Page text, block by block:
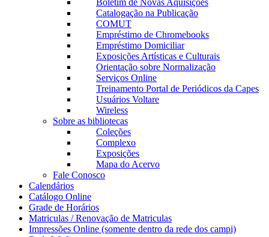
Boletim de Novas Aquisições
Catalogação na Publicação
COMUT
Empréstimo de Chromebooks
Empréstimo Domiciliar
Exposições Artísticas e Culturais
Orientação sobre Normalização
Serviços Online
Treinamento Portal de Periódicos da Capes
Usuários Voltare
Wireless
Sobre as bibliotecas
Coleções
Complexo
Exposições
Mapa do Acervo
Fale Conosco
Calendários
Catálogo Online
Grade de Horários
Matriculas / Renovação de Matriculas
Impressões Online (somente dentro da rede dos campi)